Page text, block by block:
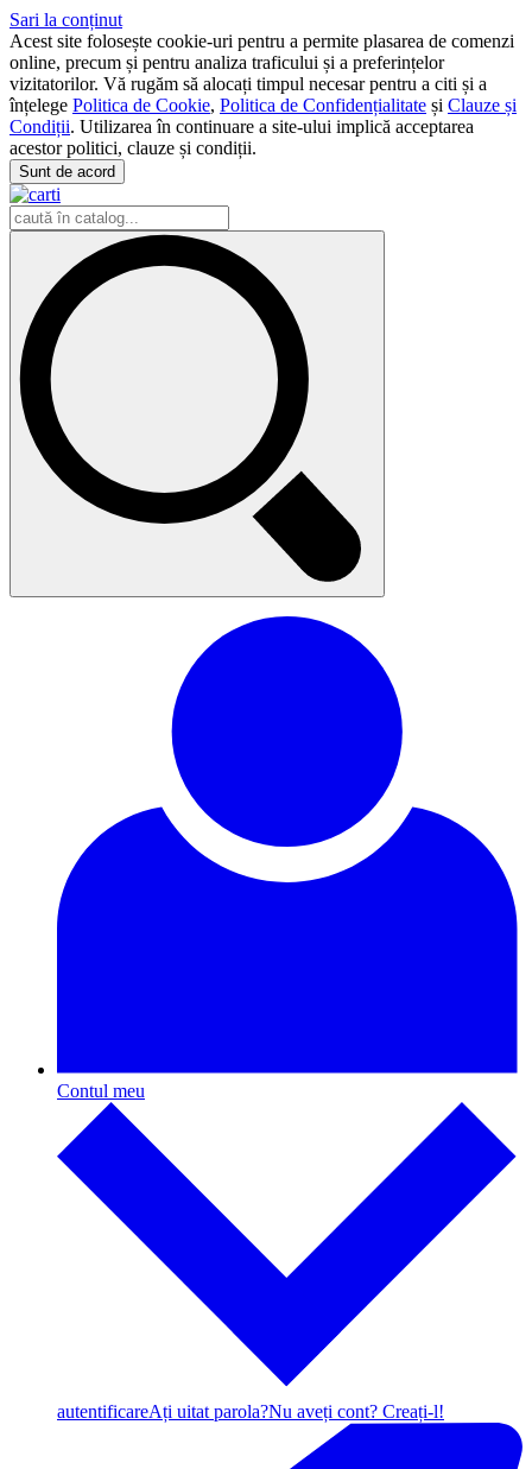
Sari la conținut
Acest site folosește cookie-uri pentru a permite plasarea de comenzi
online, precum și pentru analiza traficului și a preferințelor
vizitatorilor. Vă rugăm să alocați timpul necesar pentru a citi și a
înțelege Politica de Cookie, Politica de Confidențialitate și Clauze și
Condiții. Utilizarea în continuare a site-ului implică acceptarea
acestor politici, clauze și condiții.
Sunt de acord
Contul meu
autentificareAți uitat parola?Nu aveți cont? Creați-l!